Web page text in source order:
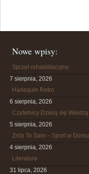
Nowe wpisy:
Sprzęt rehabilitacyjny
7 sierpnia, 2026
Harlequin Retro
6 sierpnia, 2026
Czytelnicy Dzielą się Wiedzą
5 sierpnia, 2026
Zrób To Sam – Sport w Domu
4 sierpnia, 2026
Literatura
31 lipca, 2026